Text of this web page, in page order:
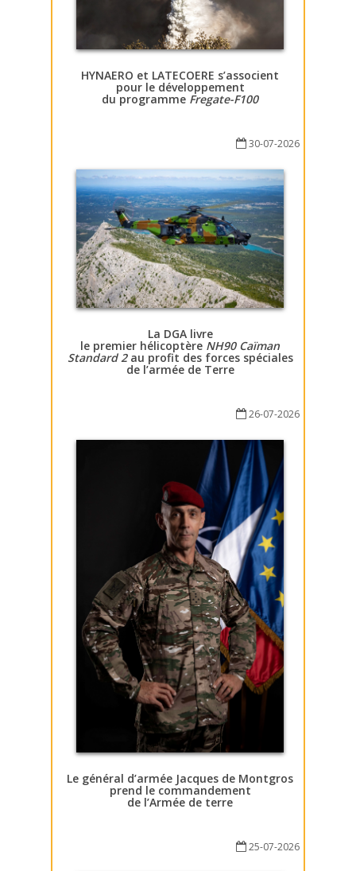
HYNAERO et LATECOERE s’associent
pour le développement
du programme Fregate-F100
30-07-2026
La DGA livre
le premier hélicoptère NH90 Caïman
Standard 2au profit des forces spéciales
de l’armée de Terre
26-07-2026
Le général d’armée Jacques de Montgros
prend le commandement
de l’Armée de terre
25-07-2026